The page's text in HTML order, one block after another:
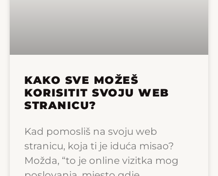
KAKO SVE MOŽEŠ
KORISITIT SVOJU WEB
STRANICU?
Kad pomosliš na svoju web
stranicu, koja ti je iduća misao?
Možda, “to je online vizitka mog